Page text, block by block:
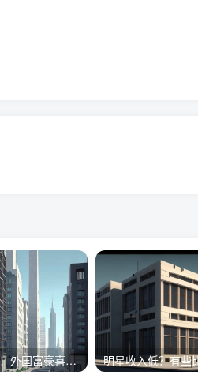
富豪的慈善真相！外国富豪喜欢捐赠所有财产？ 明星收入低？有些